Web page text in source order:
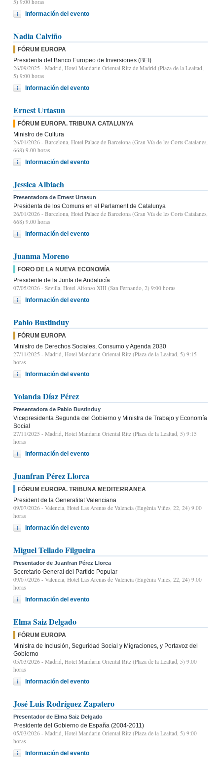
5) 9:00 horas
Información del evento
Nadia Calviño
FÓRUM EUROPA
Presidenta del Banco Europeo de Inversiones (BEI)
26/09/2025 - Madrid, Hotel Mandarin Oriental Ritz de Madrid (Plaza de la Lealtad,
5) 9:00 horas
Información del evento
Ernest Urtasun
FÓRUM EUROPA. TRIBUNA CATALUNYA
Ministro de Cultura
26/01/2026 - Barcelona, Hotel Palace de Barcelona (Gran Vía de les Corts Catalanes,
668) 9.00 horas
Información del evento
Jessica Albiach
Presentadora de Ernest Urtasun
Presidenta de los Comuns en el Parlament de Catalunya
26/01/2026 - Barcelona, Hotel Palace de Barcelona (Gran Vía de les Corts Catalanes,
668) 9.00 horas
Información del evento
Juanma Moreno
FORO DE LA NUEVA ECONOMÍA
Presidente de la Junta de Andalucía
07/05/2026 - Sevilla, Hotel Alfonso XIII (San Fernando, 2) 9:00 horas
Información del evento
Pablo Bustinduy
FÓRUM EUROPA
Ministro de Derechos Sociales, Consumo y Agenda 2030
27/11/2025 - Madrid, Hotel Mandarin Oriental Ritz (Plaza de la Lealtad, 5) 9:15
horas
Información del evento
Yolanda Díaz Pérez
Presentadora de Pablo Bustinduy
Vicepresidenta Segunda del Gobierno y Ministra de Trabajo y Economía
Social
27/11/2025 - Madrid, Hotel Mandarin Oriental Ritz (Plaza de la Lealtad, 5) 9:15
horas
Información del evento
Juanfran Pérez Llorca
FÓRUM EUROPA. TRIBUNA MEDITERRANEA
President de la Generalitat Valenciana
09/07/2026 - Valencia, Hotel Las Arenas de Valencia (Eugènia Viñes, 22, 24) 9.00
horas
Información del evento
Miguel Tellado Filgueira
Presentador de Juanfran Pérez Llorca
Secretario General del Partido Popular
09/07/2026 - Valencia, Hotel Las Arenas de Valencia (Eugènia Viñes, 22, 24) 9.00
horas
Información del evento
Elma Saiz Delgado
FÓRUM EUROPA
Ministra de Inclusión, Seguridad Social y Migraciones, y Portavoz del
Gobierno
05/03/2026 - Madrid, Hotel Mandarin Oriental Ritz (Plaza de la Lealtad, 5) 9:00
horas
Información del evento
José Luis Rodríguez Zapatero
Presentador de Elma Saiz Delgado
Presidente del Gobierno de España (2004-2011)
05/03/2026 - Madrid, Hotel Mandarin Oriental Ritz (Plaza de la Lealtad, 5) 9:00
horas
Información del evento